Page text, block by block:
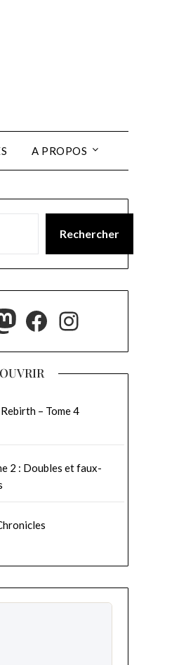
A PROPOS
Rechercher
Facebook
Instagram
– Tome 4
2 : Doubles et faux-